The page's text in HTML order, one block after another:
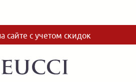
сайте с учетом скидок